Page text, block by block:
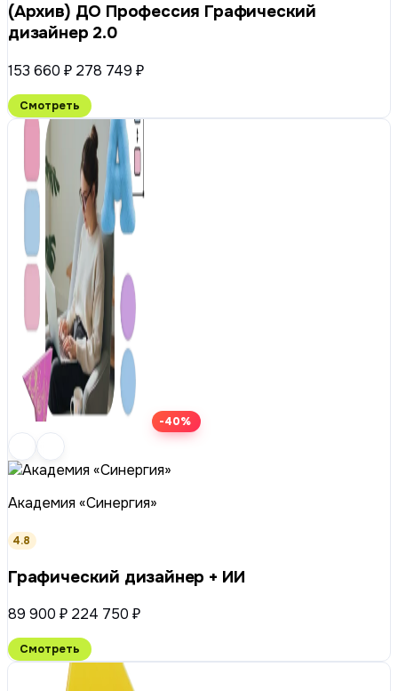
(Архив) ДО Профессия Графический
дизайнер 2.0
153 660 ₽ 278 749 ₽
Смотреть
-40%
Академия «Синергия»
4.8
Графический дизайнер + ИИ
89 900 ₽ 224 750 ₽
Смотреть